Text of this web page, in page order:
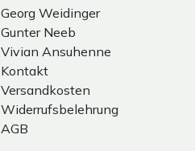
Georg Weidinger
Gunter Neeb
Vivian Ansuhenne
Kontakt
Versandkosten
Widerrufsbelehrung
AGB